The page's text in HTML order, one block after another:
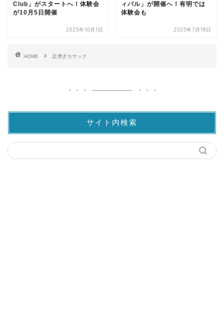
Club」がスタートへ！体験会
が10月5日開催
2025年10月1日
ィバル」が開催へ！有明では
体験会も
2025年7月18日
HOME 足漕ぎカヤック
サイト内検索